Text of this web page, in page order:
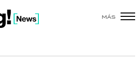
MÁS